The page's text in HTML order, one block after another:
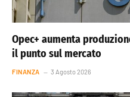
Opec+ aumenta
il punto sul mercato
FINANZA 3 Agosto 2026